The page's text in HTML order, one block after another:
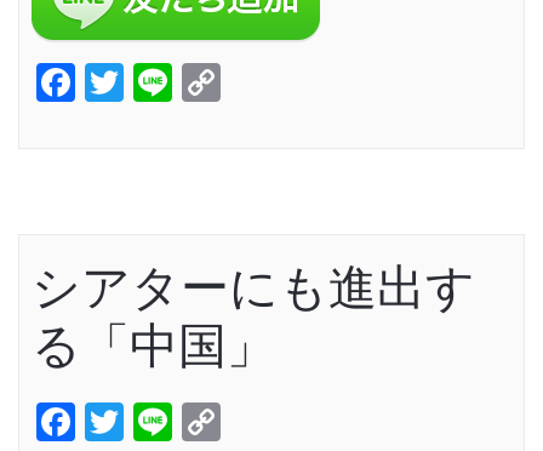
Facebook
Twitter
Line
シアターにも進出す
る「中国」
Facebook
Twitter
Line